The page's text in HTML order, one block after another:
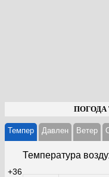
ПОГОДА
Темпер Давлен Ветер
Температура
+36